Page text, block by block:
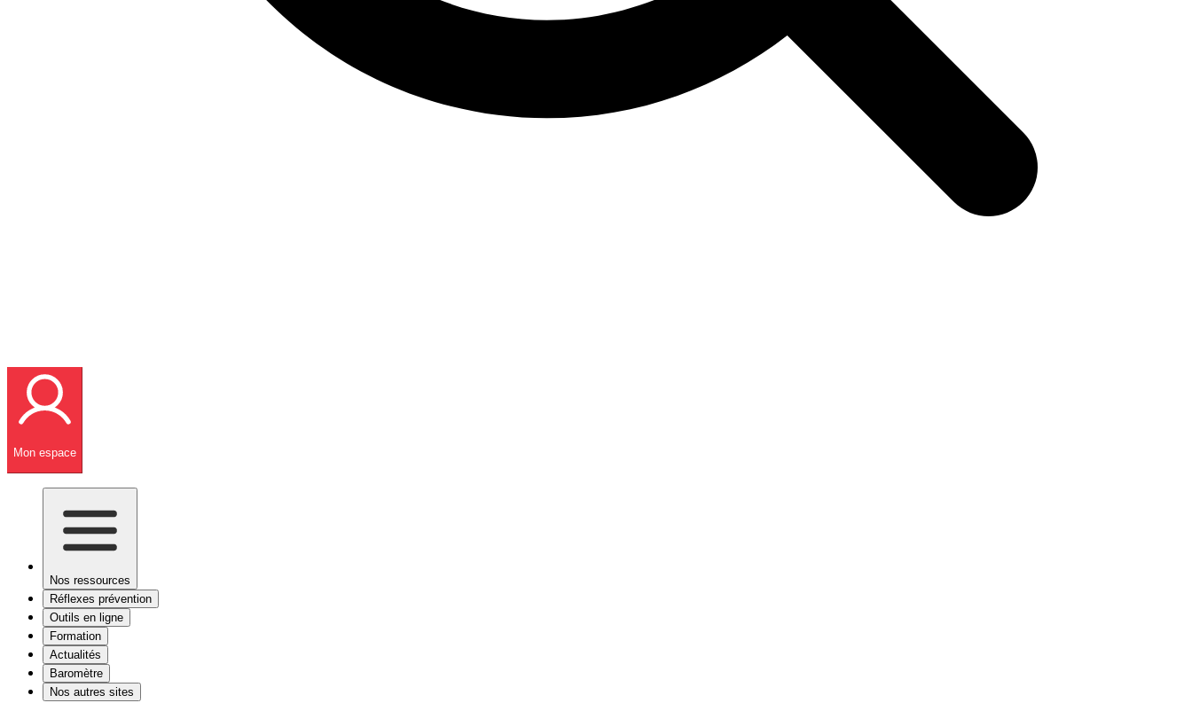
Mon espace
Nos ressources
Réflexes prévention
Outils en ligne
Formation
Actualités
Baromètre
Nos autres sites